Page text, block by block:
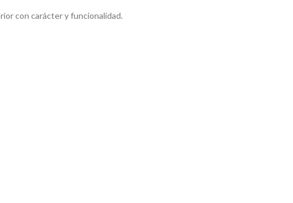
con carácter y funcionalidad.